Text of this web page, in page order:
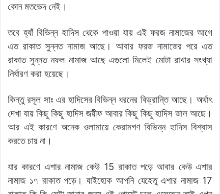
কোন মতভেদ নেই।
তবে হ্যাঁ বিভিন্ন হাদিস থেকে পাওয়া যায় এই ফরজ নামাজের আগে
এত রাকাত সুন্নত নামাজ আছে। আবার ফরজ নামাজের পরে এত
রাকাত সুন্নত নফল নামাজ আছে এগুলো মিলেই মোটা রাখার সংখ্যা
নির্ধারণ করা হয়েছে।
কিন্তু রসূল সাঃ এর হাদিসের বিভিন্ন ধরনের বিভ্রান্তি আছে। অর্থাৎ
দেখা যায় কিছু কিছু হাদিস জয়ীফ আবার কিছু কিছু হাদিস জাল আছে।
আর এই কারণে অনেক ওলামায়ে কেরামগণ বিভিন্ন হাদিস বিশ্বাস
করতে চায় না।
যার কারণে এশার নামাজ কেউ 15 রাকাত পড়ে আবার কেউ এশার
নামাজ ১৭ রাকাত পড়ে। যাইহোক আপনি যেহেতু এশার নামাজ 17